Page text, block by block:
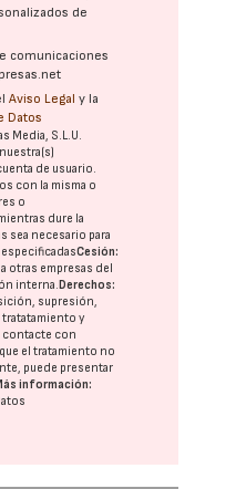
de
comunicaciones
Aviso Legal y la
Datos
Media, S.L.U.
de usuario.
con la misma o
o
dure la
sea necesario para
especificadasCesión:
otras empresas del
interna. Derechos:
supresión,
y
contacte con
el tratamiento no
puede presentar
información: